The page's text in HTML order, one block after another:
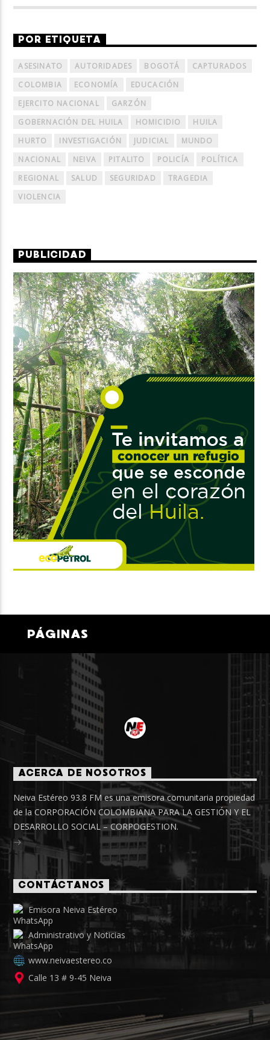
POR ETIQUETA
ASESINATO AUTORIDADES BOGOTÁ
CAPTURADOS
COLOMBIA
ECONOMÍA
EDUCACIÓN
EJERCITO NACIONAL
GARZÓN
GOBERNACIÓN DEL HUILA
HOMICIDIO
HUILA
HURTO
INVESTIGACIÓN JUDICIAL
MUNDO
NACIONAL
NEIVA PITALITO POLICÍA
POLÍTICA
REGIONAL
SALUD SEGURIDAD
TRAGEDIA
VIOLENCIA
PUBLICIDAD
PÁGINAS
ACERCA DE NOSOTROS
Neiva Estéreo 93.8 FM es una emisora comunitaria propiedad
de la CORPORACIÓN COLOMBIANA PARA LA GESTIÓN Y EL
DESARROLLO SOCIAL – CORPOGESTION.
CONTÁCTANOS
Emisora Neiva Estéreo
Administrativo y Noticias
www.neivaestereo.co
Calle 13 # 9-45 Neiva